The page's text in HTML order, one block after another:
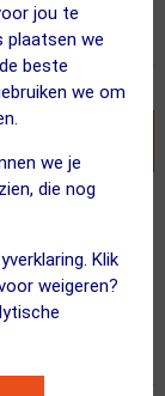
jou te
plaatsen we
beste
we om
we je
die nog
Klik
weigeren?
41.95
Inclusief BTW